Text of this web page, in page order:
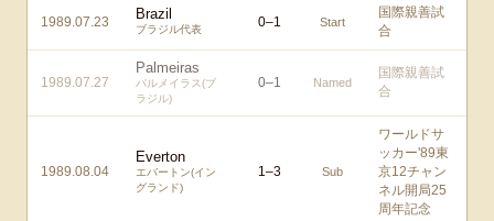
1989.07.23 Brazil
ブラジル代表 0–1 Start
国際親善試
合
1989.07.27
Palmeiras
パルメイラス(ブ
ラジル)
0–1 Named
国際親善試
合
1989.08.04
Everton
エバートン(イン
グランド)
1–3 Sub
ワールドサ
ッカー'89東
京12チャン
ネル開局25
周年記念